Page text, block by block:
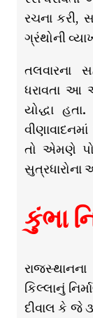
રચના કરી,
ગ્રંથોની
તલવારના
ધરાવતા આ
યોદ્ધા
તો એમણે
સુત્રધારોના
કુંભા
કિલ્લાનું
દીવાલ કે જે